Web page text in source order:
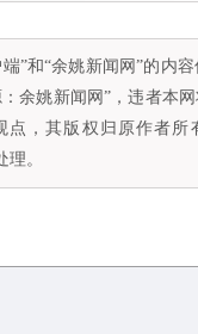
”和“余姚新闻网”的内
余姚新闻网”，违者本
点，其版权归原作者
。